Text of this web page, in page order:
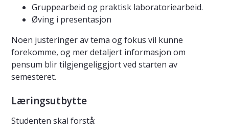
Gruppearbeid og praktisk laboratoriearbeid.
Øving i presentasjon
Noen justeringer av tema og fokus vil kunne
forekomme, og mer detaljert informasjon om
pensum blir tilgjengeliggjort ved starten av
semesteret.
Læringsutbytte
Studenten skal forstå: